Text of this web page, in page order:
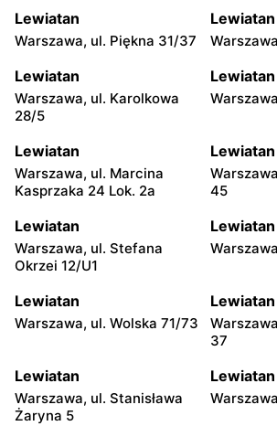
6
Lewiatan
Białystok, ul. 42 Pułku
Piechoty 72h Lok. U2
Lewiatan
223 Lok. 5 I
Lewiatan
Białystok, ul. Sokólska 9
Lewiatan
Białystok, ul. Gen. Józefa
Hallera 23
Lewiatan
19 LOK.1
Lewiatan
Białystok, ul.
Antoniukowska 11 Lok.8
Ignacego
17/1
Lewiatan
Białystok, ul. Ukośna 1
Lewiatan
1/1
Lewiatan
Warszawa, ul. Piękna 31/37
Lewiatan
Lewiatan
Warszawa, ul. Karolkowa
28/5
Lewiatan
Lewiatan
Warszawa, ul. Marcina
Kasprzaka 24 Lok. 2a
Lewiatan
45
Lewiatan
Warszawa, ul. Stefana
Okrzei 12/U1
Lewiatan
Lewiatan
Warszawa, ul. Wolska 71/73
Lewiatan
37
Lewiatan
Warszawa, ul. Stanisława
Żaryna 5
Lewiatan